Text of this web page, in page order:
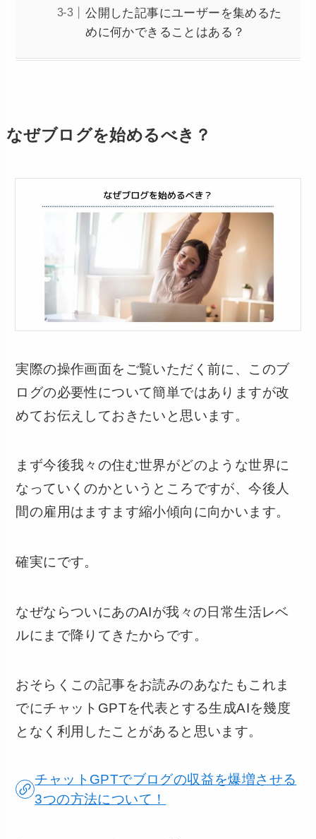
公開した記事にユーザーを集めるた
めに何かできることはある？
なぜブログを始めるべき？
実際の操作画面をご覧いただく前に、このブ
ログの必要性について簡単ではありますが改
めてお伝えしておきたいと思います。
まず今後我々の住む世界がどのような世界に
なっていくのかというところですが、今後人
間の雇用はますます縮小傾向に向かいます。
確実にです。
なぜならついにあのAIが我々の日常生活レベ
ルにまで降りてきたからです。
おそらくこの記事をお読みのあなたもこれま
でにチャットGPTを代表とする生成AIを幾度
となく利用したことがあると思います。
チャットGPTでブログの収益を爆増させる
3つの方法について！